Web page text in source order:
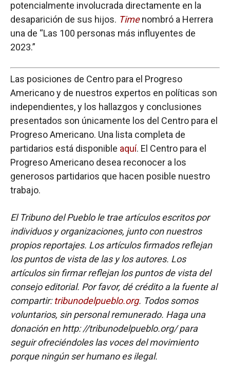
potencialmente involucrada directamente en la
desaparición de sus hijos. Timenombró a Herrera
una de “Las 100 personas más influyentes de
2023.”
Las posiciones de Centro para el Progreso
Americano y de nuestros expertos en políticas son
independientes, y los hallazgos y conclusiones
presentados son únicamente los del Centro para el
Progreso Americano. Una lista completa de
partidarios está disponible aquí. El Centro para el
Progreso Americano desea reconocer a los
generosos partidarios que hacen posible nuestro
trabajo.
El Tribuno del Pueblo le trae artículos escritos por
individuos y organizaciones, junto con nuestros
propios reportajes. Los artículos firmados reflejan
los puntos de vista de las y los autores. Los
artículos sin firmar reflejan los puntos de vista del
consejo editorial. Por favor, dé crédito a la fuente al
compartir:tribunodelpueblo.org. Todos somos
voluntarios, sin personal remunerado. Haga una
donación en http: //tribunodelpueblo.org/ para
seguir ofreciéndoles las voces del movimiento
porque ningún ser humano es ilegal.